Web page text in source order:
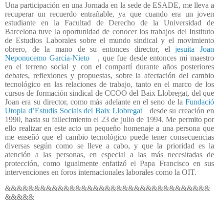
Una participación en una Jornada en la sede de ESADE, me lleva a
recuperar un recuerdo entrañable, ya que cuando era un joven
estudiante en la Facultad de Derecho de la Universidad de
Barcelona tuve la oportunidad de conocer los trabajos del Instituto
de Estudios Laborales sobre el mundo sindical y el movimiento
obrero, de la mano de su entonces director, eljesuita Joan
Neponucemo García-Nieto
, que fue desde entonces mi maestro
en el terreno social y con el compartí durante años posteriores
debates, reflexiones y propuestas, sobre la afectación del cambio
tecnológico en las relaciones de trabajo, tanto en el marco de los
cursos de formación sindical de CCOO del Baix Llobregat, del que
Joan era su director, como más adelante en el seno de la Fundació
Utopia d’Estudis Socials del Baix Llobregat
desde su creación en
1990, hasta su fallecimiento el 23 de julio de 1994. Me permito por
ello realizar en este acto un pequeño homenaje a una persona que
me enseñó que el cambio tecnológico puede tener consecuencias
diversas según como se lleve a cabo, y que la prioridad es la
atención a las personas, en especial a las más necesitadas de
protección, como igualmente enfatizó el Papa Francisco en sus
intervenciones en foros internacionales laborales como la OIT.
&&&&&&&&&&&&&&&&&&&&&&&&&&&&&&&&&&&
&&&&&